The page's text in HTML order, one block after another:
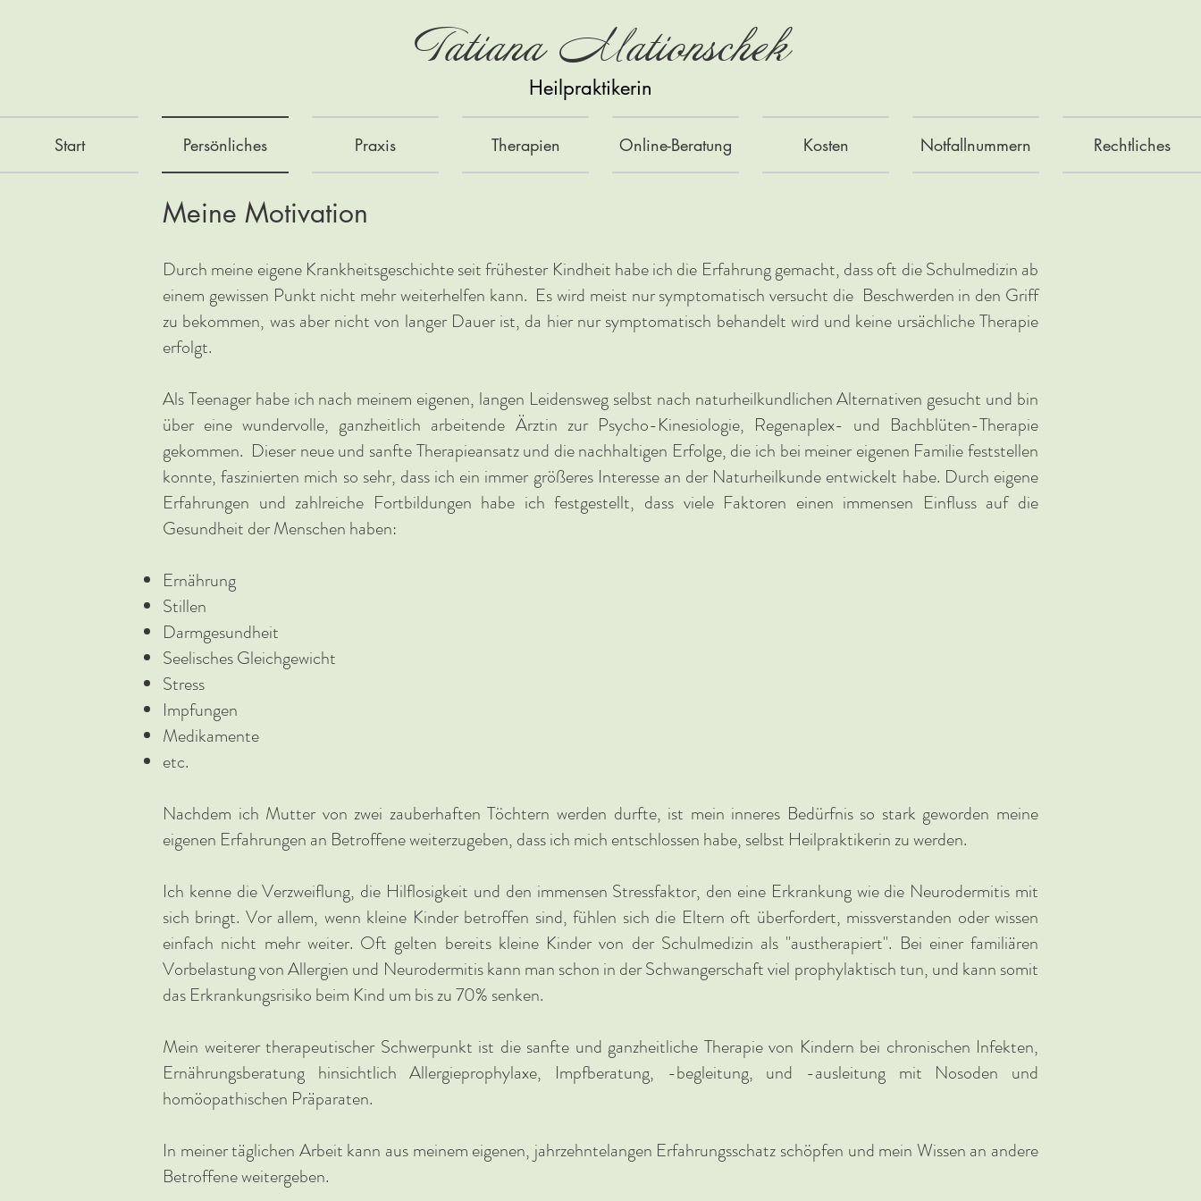
Tatiana Mationschek
Heilpraktikerin
Start Persönliches Praxis Therapien Online-Beratung Kosten Notfallnummern Rechtliches
Meine Motivation
Durch meine eigene Krankheitsgeschichte seit frühester Kindheit habe ich die Erfahrung gemacht, dass oft die Schulmedizin ab
einem gewissen Punkt nicht mehr weiterhelfen kann. Es wird meist nur symptomatisch versucht die Beschwerden in den Griff
zu bekommen, was aber nicht von langer Dauer ist, da hier nur symptomatisch behandelt wird und keine ursächliche Therapie
erfolgt.
Als Teenager habe ich nach meinem eigenen, langen Leidensweg selbst nach naturheilkundlichen Alternativen gesucht und bin
über eine wundervolle, ganzheitlich arbeitende Ärztin zur Psycho-Kinesiologie, Regenaplex- und Bachblüten-Therapie
gekommen. Dieser neue und sanfte Therapieansatz und die nachhaltigen Erfolge, die ich bei meiner eigenen Familie feststellen
konnte, faszinierten mich so sehr, dass ich ein immer größeres Interesse an der Naturheilkunde entwickelt habe. Durch eigene
Erfahrungen und zahlreiche Fortbildungen habe ich festgestellt, dass viele Faktoren einen immensen Einfluss auf die
Gesundheit der Menschen haben:
Ernährung
Stillen
Darmgesundheit
Seelisches Gleichgewicht
Stress
Impfungen
Medikamente
etc.
Nachdem ich Mutter von zwei zauberhaften Töchtern werden durfte, ist mein inneres Bedürfnis so stark geworden meine
eigenen Erfahrungen an Betroffene weiterzugeben, dass ich mich entschlossen habe, selbst Heilpraktikerin zu werden.
Ich kenne die Verzweiflung, die Hilflosigkeit und den immensen Stressfaktor, den eine Erkrankung wie die Neurodermitis mit
sich bringt. Vor allem, wenn kleine Kinder betroffen sind, fühlen sich die Eltern oft überfordert, missverstanden oder wissen
einfach nicht mehr weiter. Oft gelten bereits kleine Kinder von der Schulmedizin als "austherapiert". Bei einer familiären
Vorbelastung von Allergien und Neurodermitis kann man schon in der Schwangerschaft viel prophylaktisch tun, und kann somit
das Erkrankungsrisiko beim Kind um bis zu 70% senken.
Mein weiterer therapeutischer Schwerpunkt ist die sanfte und ganzheitliche Therapie von Kindern bei chronischen Infekten,
Ernährungsberatung hinsichtlich Allergieprophylaxe, Impfberatung, -begleitung, und -ausleitung mit Nosoden und
homöopathischen Präparaten.
In meiner täglichen Arbeit kann aus meinem eigenen, jahrzehntelangen Erfahrungsschatz schöpfen und mein Wissen an andere
Betroffene weitergeben.